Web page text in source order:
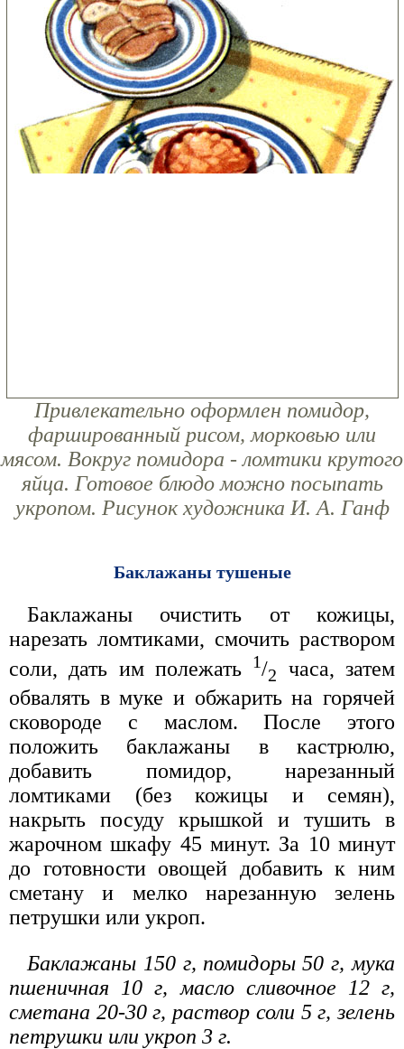
Привлекательно оформлен помидор,
фаршированный рисом, морковью или
мясом. Вокруг помидора - ломтики крутого
яйца. Готовое блюдо можно посыпать
укропом. Рисунок художника И. А. Ганф
Баклажаны тушеные
Баклажаны очистить от кожицы,
нарезать ломтиками, смочить раствором
соли, дать им полежать 1/2
часа, затем
обвалять в муке и обжарить на горячей
сковороде с маслом. После этого
положить баклажаны в кастрюлю,
добавить помидор, нарезанный
ломтиками (без кожицы и семян),
накрыть посуду крышкой и тушить в
жарочном шкафу 45 минут. За 10 минут
до готовности овощей добавить к ним
сметану и мелко нарезанную зелень
петрушки или укроп.
Баклажаны 150 г, помидоры 50 г, мука
пшеничная 10 г, масло сливочное 12 г,
сметана 20-30 г, раствор соли 5 г, зелень
петрушки или укроп 3 г.